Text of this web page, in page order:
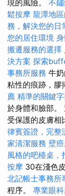
現的風險。 不
鬆按摩 龍潭地
務，解決您的日
您的居住環境
搬遷服務的選擇
決方案 探索
事務所服務 牛
粘性的痕跡，膠
薦 精準的關鍵
於身體和臉部。
受保護的皮膚相
律賓簽證，完整
家清潔服務 壁
風格的吧檯桌，
按摩 30在淺色
北記帳士事務所
程序。 專業眼